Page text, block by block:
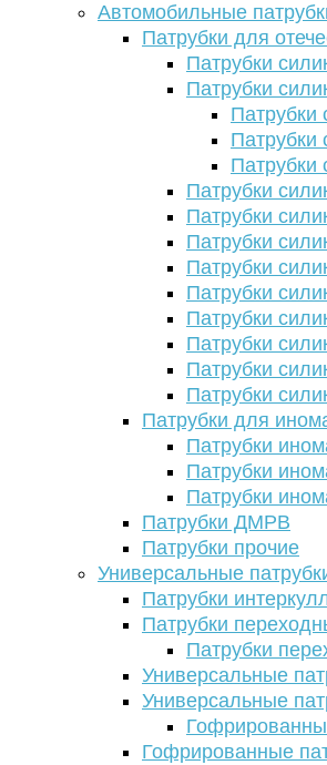
Автомобильные
Патрубки для
Патрубки
Патрубки
Патрубки
Патрубки
Патрубки
Патрубки
Патрубки
Патрубки
Патрубки
Патрубки
Патрубки
Патрубки для
Патрубки
Патрубки
Патрубки
Патрубки ДМРВ
Патрубки прочие
Универсальные
Патрубки
Патрубки
Патрубки
Универсальные
Универсальные
Гофрированные